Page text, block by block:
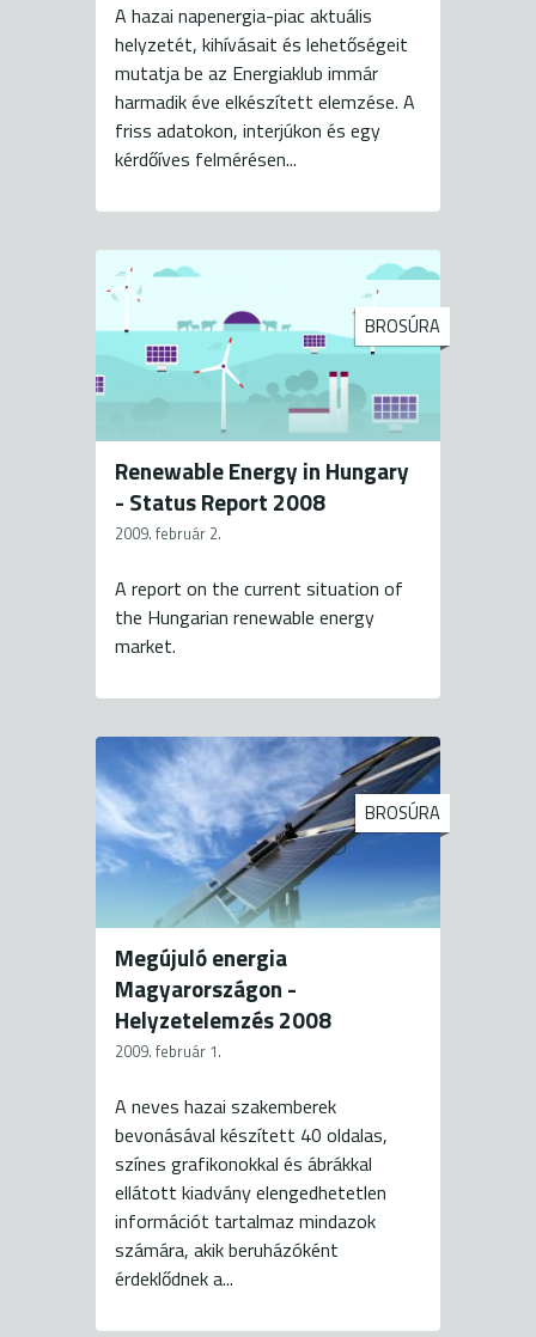
A hazai napenergia-piac aktuális
helyzetét, kihívásait és lehetőségeit
mutatja be az Energiaklub immár
harmadik éve elkészített elemzése. A
friss adatokon, interjúkon és egy
kérdőíves felmérésen...
BROSÚRA
Renewable Energy in Hungary
- Status Report 2008
2009. február 2.
A report on the current situation of
the Hungarian renewable energy
market.
BROSÚRA
Megújuló energia
Magyarországon -
Helyzetelemzés 2008
2009. február 1.
A neves hazai szakemberek
bevonásával készített 40 oldalas,
színes grafikonokkal és ábrákkal
ellátott kiadvány elengedhetetlen
információt tartalmaz mindazok
számára, akik beruházóként
érdeklődnek a...